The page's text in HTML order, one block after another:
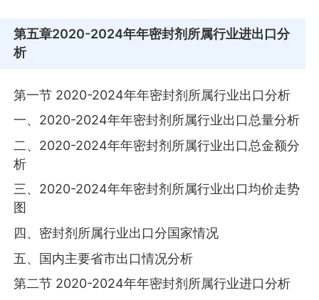
第五章2020-2024年年密封剂所属行业进出口分
析
第一节 2020-2024年年密封剂所属行业出口分析
一、2020-2024年年密封剂所属行业出口总量分析
二、2020-2024年年密封剂所属行业出口总金额分
析
三、2020-2024年年密封剂所属行业出口均价走势
图
四、密封剂所属行业出口分国家情况
五、国内主要省市出口情况分析
第二节 2020-2024年年密封剂所属行业进口分析